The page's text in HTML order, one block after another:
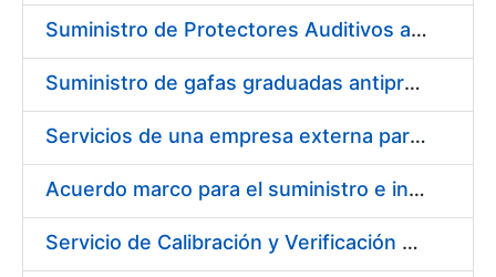
Suministro de Protectores Auditivos a medida para las personas trabajadoras de los Centros de Trabajo de Madrid y Burgos
Suministro de gafas graduadas antiproyecciones para los trabajadores de la FNMT-RCM en los centros de trabajo de Madrid y Burgos
Servicios de una empresa externa para el asesoramiento y resolución de los recursos de alzada que se presentan relacionados con procesos de selección para la FNMT-RCM
Acuerdo marco para el suministro e instalación de persianas, estores y otros complementos
Servicio de Calibración y Verificación Externa de los Equipos de Medición del Servicio de Prevención de la FNMT-RCM